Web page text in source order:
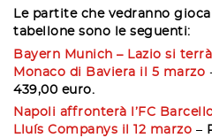
Le partite che vedranno
tabellone sono le seguenti:
Bayern Munich – Lazio si
Monaco di Baviera il 5 marzo
439,00 euro.
Napoli affronterà l’FC
Lluís Companys il 12 marzo –